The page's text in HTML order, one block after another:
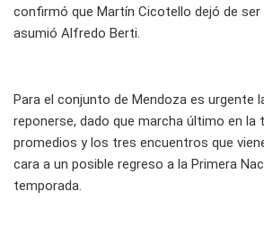
confirmó que Martín Cicotello dejó de ser
asumió Alfredo Berti.
Para el conjunto de Mendoza es urgente
reponerse, dado que marcha último en la
promedios y los tres encuentros que
cara a un posible regreso a la Primera
temporada.